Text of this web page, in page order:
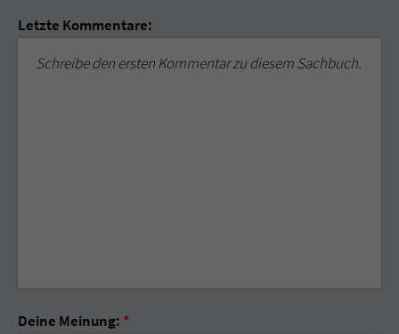
Letzte Kommentare:
Schreibe den ersten Kommentar zu diesem Sachbuch.
Deine Meinung: *